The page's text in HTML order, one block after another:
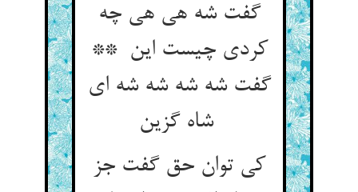
گفت شه هی هی چه
کردی چیست این **
گفت شه شه شه شه ای
شاه گزین
کی توان حق گفت جز